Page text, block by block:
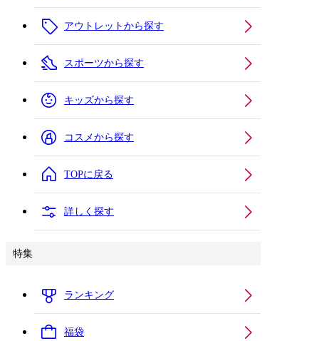
アウトレットから探す
スポーツから探す
キッズから探す
コスメから探す
TOPに戻る
詳しく探す
特集
ランキング
福袋